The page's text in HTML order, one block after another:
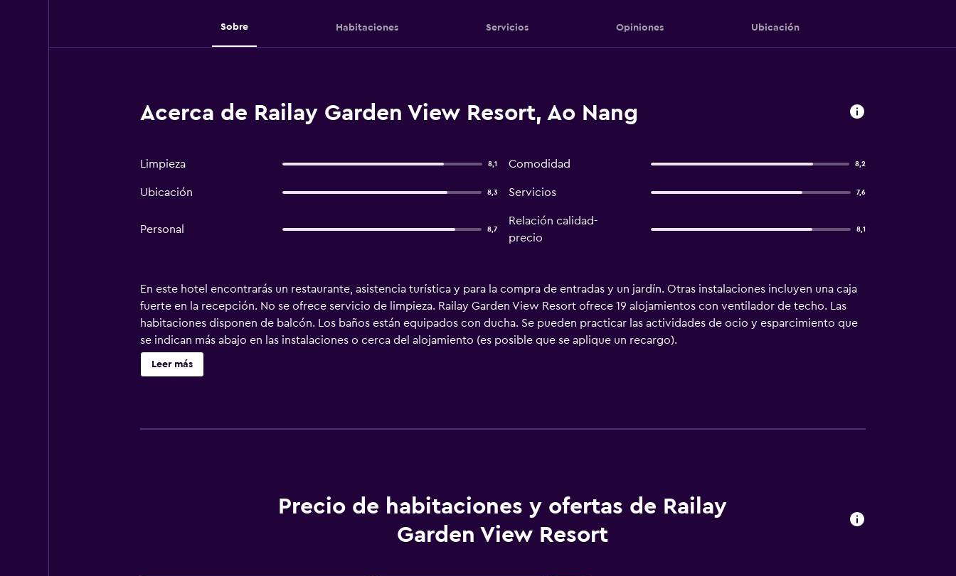
Sobre Habitaciones Servicios Opiniones Ubicación
Acerca de Railay Garden View Resort, Ao Nang
Limpieza 8,1 Comodidad 8,2
Ubicación 8,3 Servicios 7,6
Personal 8,7
Relación calidad-
precio
8,1
En este hotel encontrarás un restaurante, asistencia turística y para la compra de entradas y un jardín. Otras instalaciones incluyen una caja
fuerte en la recepción. No se ofrece servicio de limpieza. Railay Garden View Resort ofrece 19 alojamientos con ventilador de techo. Las
habitaciones disponen de balcón. Los baños están equipados con ducha. Se pueden practicar las actividades de ocio y esparcimiento que
se indican más abajo en las instalaciones o cerca del alojamiento (es posible que se aplique un recargo).
Leer más
Precio de habitaciones y ofertas de Railay
Garden View Resort